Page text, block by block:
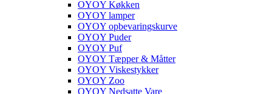
OYOY Køkken
OYOY lamper
OYOY opbevaringskurve
OYOY Puder
OYOY Puf
OYOY Tæpper & Måtter
OYOY Viskestykker
OYOY Zoo
OYOY Nedsatte Vare